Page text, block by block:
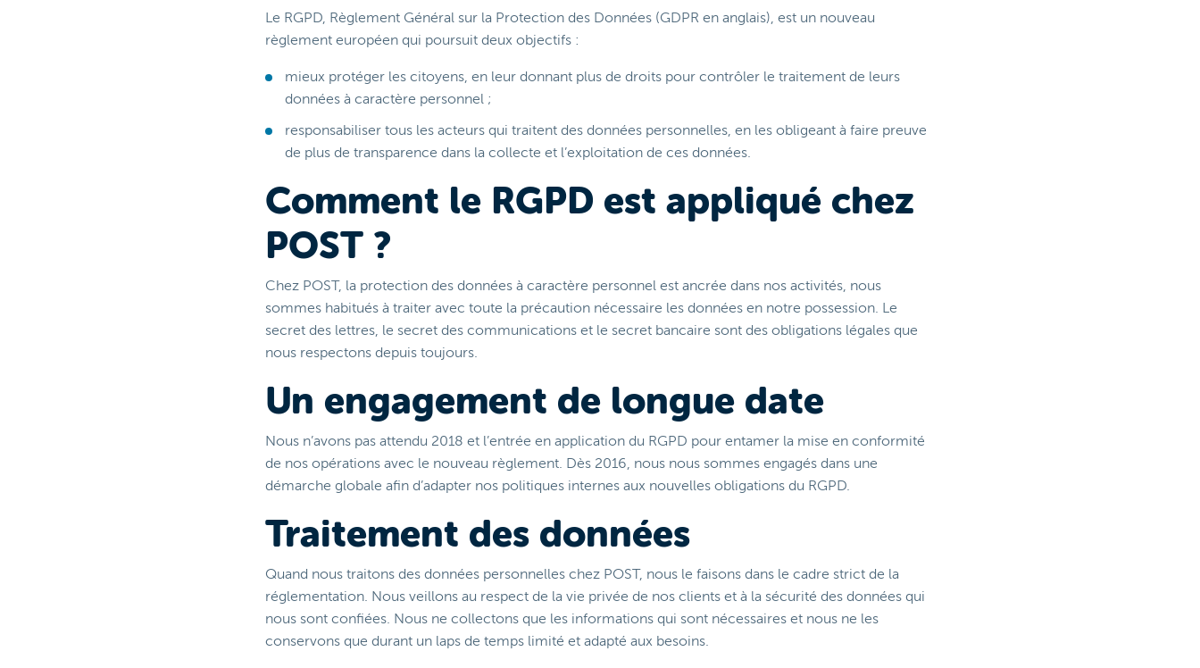
Le RGPD, Règlement Général sur la Protection des Données (GDPR en anglais), est un nouveau
règlement européen qui poursuit deux objectifs :
mieux protéger les citoyens, en leur donnant plus de droits pour contrôler le traitement de leurs
données à caractère personnel ;
responsabiliser tous les acteurs qui traitent des données personnelles, en les obligeant à faire preuve
de plus de transparence dans la collecte et l’exploitation de ces données.
Comment le RGPD est appliqué chez
POST ?
Chez POST, la protection des données à caractère personnel est ancrée dans nos activités, nous
sommes habitués à traiter avec toute la précaution nécessaire les données en notre possession. Le
secret des lettres, le secret des communications et le secret bancaire sont des obligations légales que
nous respectons depuis toujours.
Un engagement de longue date
Nous n’avons pas attendu 2018 et l’entrée en application du RGPD pour entamer la mise en conformité
de nos opérations avec le nouveau règlement. Dès 2016, nous nous sommes engagés dans une
démarche globale afin d’adapter nos politiques internes aux nouvelles obligations du RGPD.
Traitement des données
Quand nous traitons des données personnelles chez POST, nous le faisons dans le cadre strict de la
réglementation. Nous veillons au respect de la vie privée de nos clients et à la sécurité des données qui
nous sont confiées. Nous ne collectons que les informations qui sont nécessaires et nous ne les
conservons que durant un laps de temps limité et adapté aux besoins.